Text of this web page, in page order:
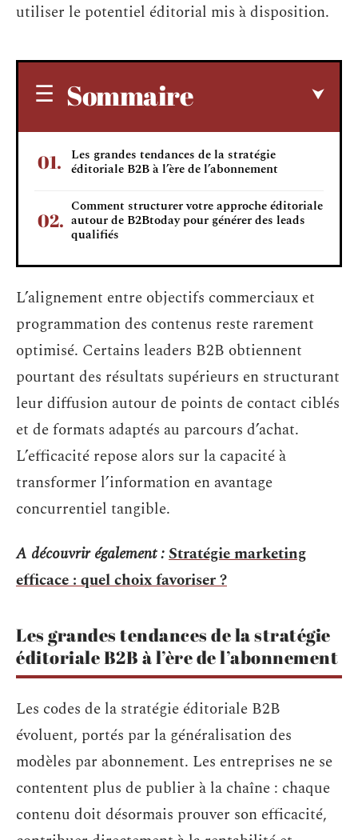
utiliser le potentiel éditorial mis à disposition.
Sommaire
Les grandes tendances de la stratégie
éditoriale B2B à l’ère de l’abonnement
Comment structurer votre approche éditoriale
autour de B2Btoday pour générer des leads
qualifiés
L’alignement entre objectifs commerciaux et
programmation des contenus reste rarement
optimisé. Certains leaders B2B obtiennent
pourtant des résultats supérieurs en structurant
leur diffusion autour de points de contact ciblés
et de formats adaptés au parcours d’achat.
L’efficacité repose alors sur la capacité à
transformer l’information en avantage
concurrentiel tangible.
A découvrir également :Stratégie marketing
efficace : quel choix favoriser ?
Les grandes tendances de la stratégie
éditoriale B2B à l’ère de l’abonnement
Les codes de la stratégie éditoriale B2B
évoluent, portés par la généralisation des
modèles par abonnement. Les entreprises ne se
contentent plus de publier à la chaîne : chaque
contenu doit désormais prouver son efficacité,